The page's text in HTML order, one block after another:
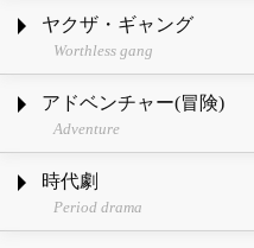
ヤクザ・ギャング
Worthless gang
アドベンチャー(冒険)
Adventure
時代劇
Period drama